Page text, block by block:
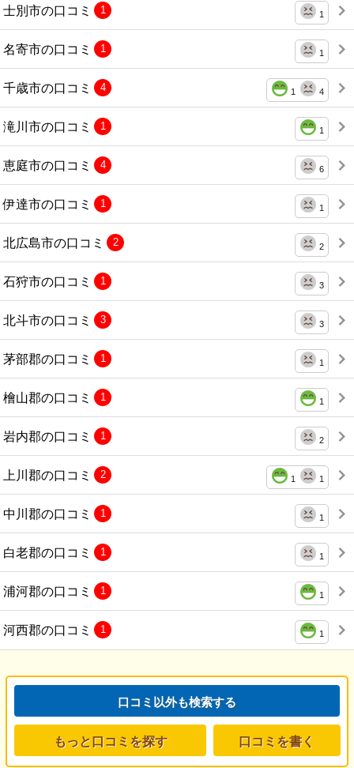
士別市の口コミ 1
1
名寄市の口コミ 1
1
千歳市の口コミ 1 4
4
滝川市の口コミ 1
1
恵庭市の口コミ 6
4
伊達市の口コミ 1
1
北広島市の口コミ 2
2
石狩市の口コミ 3
1
北斗市の口コミ 3
3
茅部郡の口コミ 1
1
檜山郡の口コミ 1
1
岩内郡の口コミ 2
1
上川郡の口コミ 1 1
2
中川郡の口コミ 1
1
白老郡の口コミ 1
1
浦河郡の口コミ 1
1
河西郡の口コミ 1
1
口コミ以外も検索する
もっと口コミを探す 口コミを書く